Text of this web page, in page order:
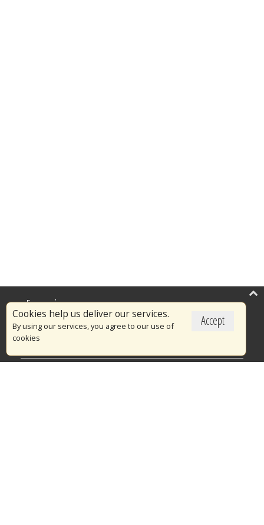
Accept
Cookies help us deliver our services.
By using our services, you agree to our use of
cookies
Επικαιρότητα
Το Πυροσβεστικό Σώμα